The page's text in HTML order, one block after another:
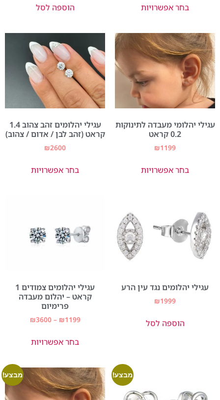
בחר אפשרויות הוספה לסל
עגילי יהלומי מעבדה לתינוקות
0.2 קראט
₪1199
בחר אפשרויות
עגילי יהלומים זהב צהוב 1.4
קראט (זהב לבן / אדום / צהוב)
₪2600
בחר אפשרויות
עגילי יהלומים נגד עין הרע
₪1999
הוספה לסל
עגילי יהלומים צמודים 1
קראט – יהלום מעבדה
פרימיום
₪1199
–
₪3600
בחר אפשרויות
מבצע! מבצע!